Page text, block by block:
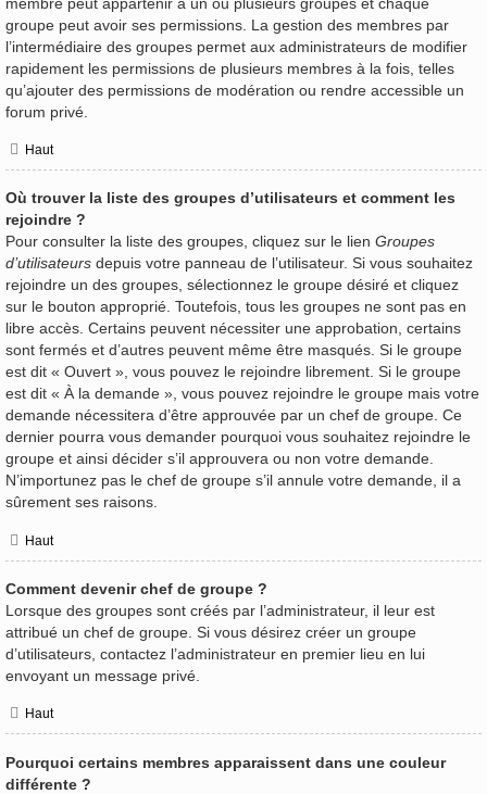
groupe peut avoir ses permissions. La gestion des membres par
l’intermédiaire des groupes permet aux administrateurs de modifier
rapidement les permissions de plusieurs membres à la fois, telles
qu’ajouter des permissions de modération ou rendre accessible un
forum privé.
Haut
Où trouver la liste des groupes d’utilisateurs et comment les
rejoindre ?
Pour consulter la liste des groupes, cliquez sur le lien Groupes
d’utilisateurs depuis votre panneau de l’utilisateur. Si vous souhaitez
rejoindre un des groupes, sélectionnez le groupe désiré et cliquez
sur le bouton approprié. Toutefois, tous les groupes ne sont pas en
libre accès. Certains peuvent nécessiter une approbation, certains
sont fermés et d’autres peuvent même être masqués. Si le groupe
est dit « Ouvert », vous pouvez le rejoindre librement. Si le groupe
est dit « À la demande », vous pouvez rejoindre le groupe mais votre
demande nécessitera d’être approuvée par un chef de groupe. Ce
dernier pourra vous demander pourquoi vous souhaitez rejoindre le
groupe et ainsi décider s’il approuvera ou non votre demande.
N’importunez pas le chef de groupe s’il annule votre demande, il a
sûrement ses raisons.
Haut
Comment devenir chef de groupe ?
Lorsque des groupes sont créés par l’administrateur, il leur est
attribué un chef de groupe. Si vous désirez créer un groupe
d’utilisateurs, contactez l’administrateur en premier lieu en lui
envoyant un message privé.
Haut
Pourquoi certains membres apparaissent dans une couleur
différente ?